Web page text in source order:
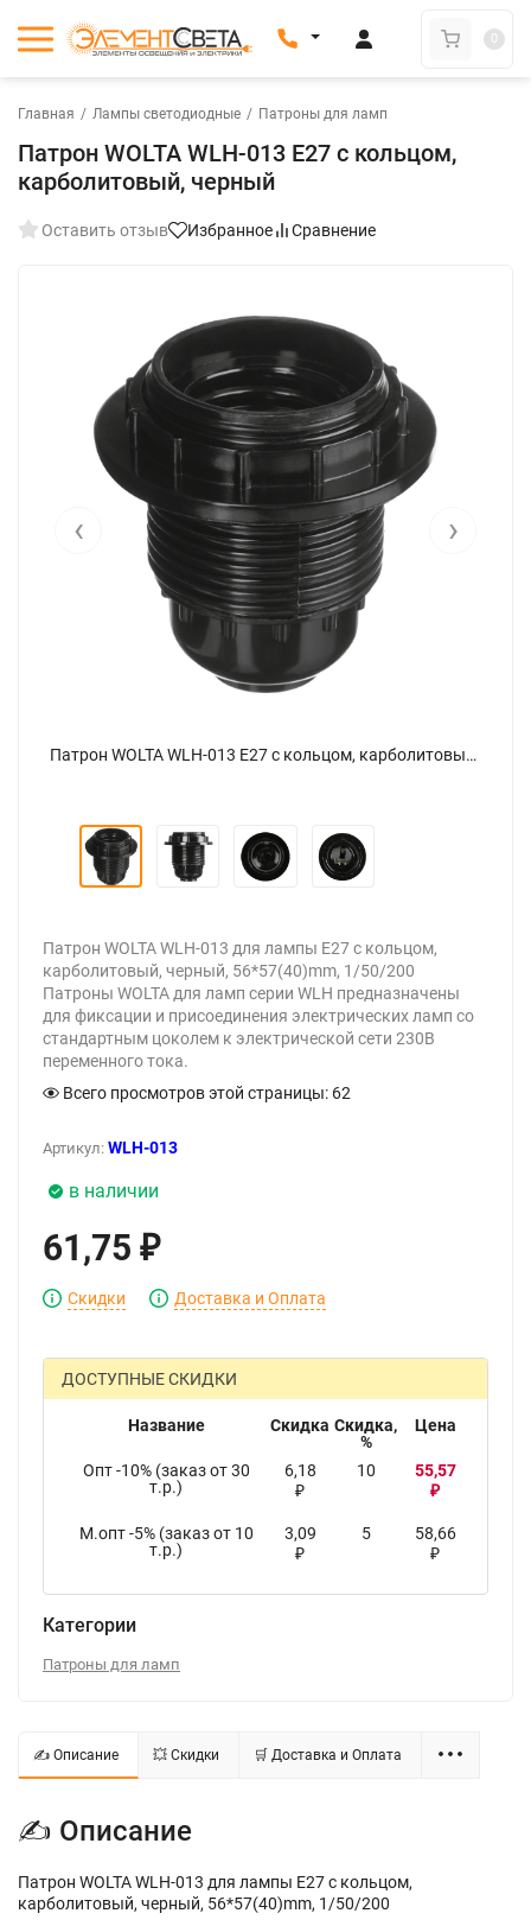
0
Главная / Лампы светодиодные / Патроны для ламп
Патрон WOLTA WLH-013 E27 с кольцом,
карболитовый, черный
Оставить отзыв Избранное Сравнение
Патрон WOLTA WLH-013 E27 с кольцом, карболитовый, черный - фото 1.
‹ ›
Патрон WOLTA WLH-013 для лампы E27 с кольцом,
карболитовый, черный, 56*57(40)mm, 1/50/200
Патроны WOLTA для ламп серии WLH предназначены
для фиксации и присоединения электрических ламп со
стандартным цоколем к электрической сети 230В
переменного тока.
Всего просмотров этой страницы: 62
Артикул: WLH-013
в наличии
61,75 ₽
Скидки Доставка и Оплата
ДОСТУПНЫЕ СКИДКИ
Название Скидка Скидка,
%
Цена
Опт -10% (заказ от 30
т.р.)
6,18
₽
10 55,57
₽
М.опт -5% (заказ от 10
т.р.)
3,09
₽
5 58,66
₽
Категории
Патроны для ламп
✍ Описание 💥 Скидки 🛒 Доставка и Оплата
✍ Описание
Патрон WOLTA WLH-013 для лампы E27 с кольцом,
карболитовый, черный, 56*57(40)mm, 1/50/200